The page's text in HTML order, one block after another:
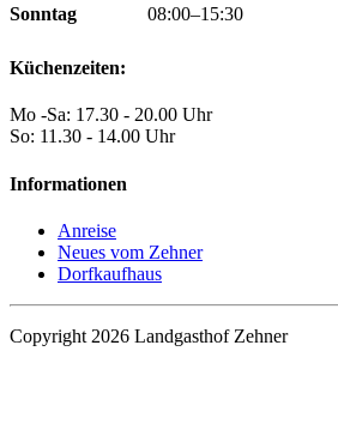
Sonntag
08:00–15:30
Küchenzeiten:
Mo -Sa: 17.30 - 20.00 Uhr
So: 11.30 - 14.00 Uhr
Informationen
Anreise
Neues vom Zehner
Dorfkaufhaus
Copyright 2026 Landgasthof Zehner